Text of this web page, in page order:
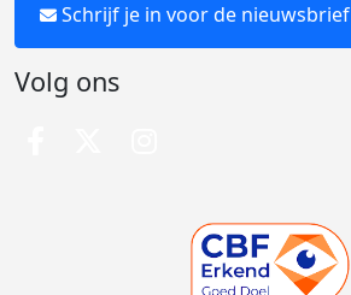
Schrijf je in voor de nieuwsbrief
Volg ons